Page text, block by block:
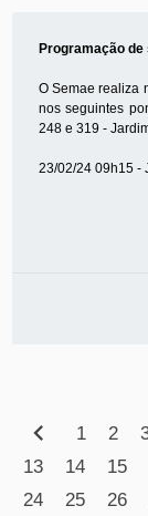
Programação
O Semae realiza
nos seguintes
248 e 319 -
23/02/24 09h15 -
chevron_left 1 2
13
14 15
24
25 26